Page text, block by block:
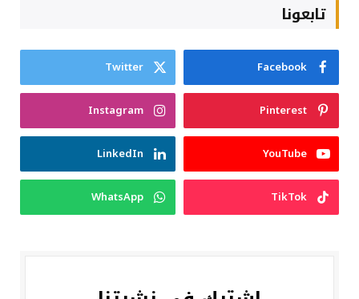
تابعونا
Facebook
Twitter
Pinterest
Instagram
YouTube
LinkedIn
TikTok
WhatsApp